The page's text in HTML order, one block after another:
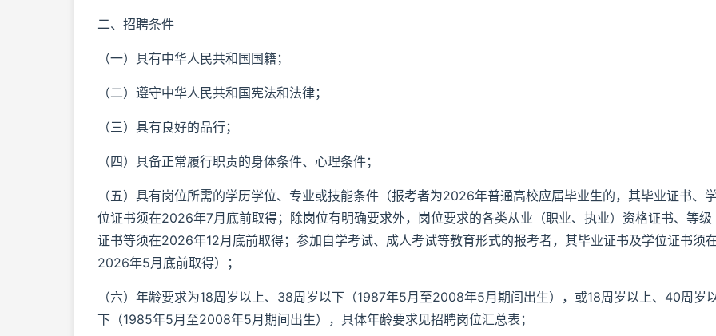
二、招聘条件
（一）具有中华人民共和国国籍；
（二）遵守中华人民共和国宪法和法律；
（三）具有良好的品行；
（四）具备正常履行职责的身体条件、心理条件；
（五）具有岗位所需的学历学位、专业或技能条件（报考者为2026年普通高校应届毕业生的，其毕业证书、
位证书须在2026年7月底前取得；除岗位有明确要求外，岗位要求的各类从业（职业、执业）资格证书、等级
证书等须在2026年12月底前取得；参加自学考试、成人考试等教育形式的报考者，其毕业证书及学位证书须
2026年5月底前取得）；
（六）年龄要求为18周岁以上、38周岁以下（1987年5月至2008年5月期间出生），或18周岁以上、40周岁
下（1985年5月至2008年5月期间出生），具体年龄要求见招聘岗位汇总表；